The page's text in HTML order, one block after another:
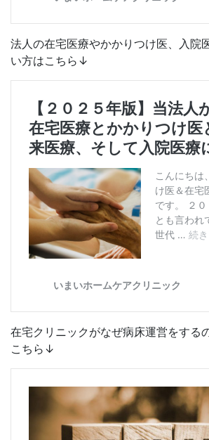
法人の在宅医療やかかりつけ医、入院
い方はこちら↓
在宅クリニックがなぜ病床運営をする
こちら↓